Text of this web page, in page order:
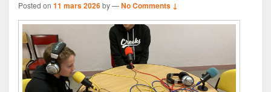
Posted on 11 mars 2026by—No Comments ↓